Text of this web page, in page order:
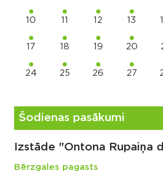
10 11 12 13
17 18 19 20
24 25 26 27
Šodienas pasākumi
Izstāde "Ontona Rupaiņa
Bērzgales pagasts